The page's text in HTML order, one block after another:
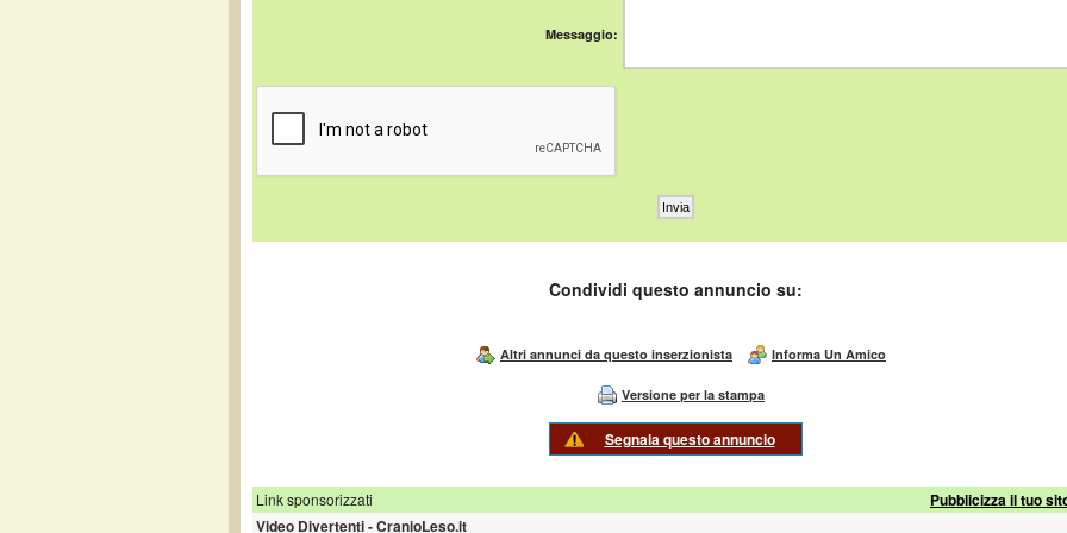
Messaggio:
Condividi questo annuncio su:
Altri annunci da questo inserzionista Informa Un Amico
Versione per la stampa
Segnala questo annuncio
Link sponsorizzati
Pubblicizza il tuo
Video Divertenti - CranioLeso.it